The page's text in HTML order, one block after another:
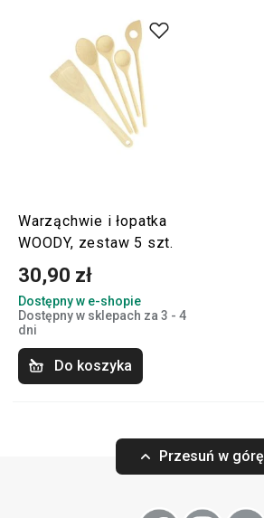
Warząchwie i łopatka
WOODY, zestaw 5 szt.
30,90 zł
Dostępny w e-shopie
Dostępny w sklepach za 3 - 4
dni
Do koszyka
Przesuń w górę